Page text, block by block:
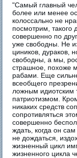
"Самый главный
более или менее
колоссально не
посмотрим, такого
совершенно по
уже свободны. Не
циников, дураков,
свободны, а мы,
страшное, похоже
рабами. Еще
всеобщего
ложным
патриотизмом.
никаких средств
сопротивляться
совершенно
ждать, когда он
не дождаться,
жизненный цикл
жизненного цикла